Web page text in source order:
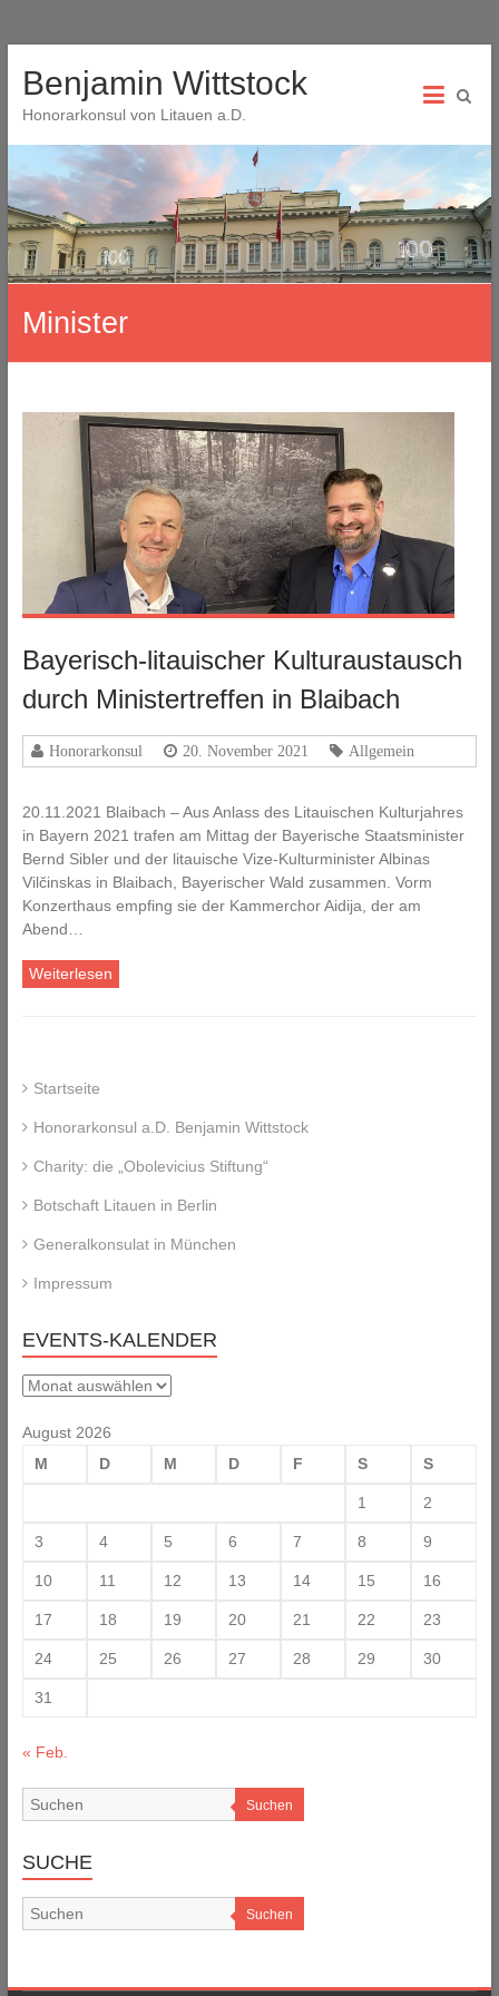
Benjamin Wittstock
Honorarkonsul von Litauen a.D.
Minister
Bayerisch-litauischer Kulturaustausch
durch Ministertreffen in Blaibach
Honorarkonsul 20. November 2021 Allgemein
20.11.2021 Blaibach – Aus Anlass des Litauischen Kulturjahres
in Bayern 2021 trafen am Mittag der Bayerische Staatsminister
Bernd Sibler und der litauische Vize-Kulturminister Albinas
Vilčinskas in Blaibach, Bayerischer Wald zusammen. Vorm
Konzerthaus empfing sie der Kammerchor Aidija, der am
Abend…
Weiterlesen
Startseite
Honorarkonsul a.D. Benjamin Wittstock
Charity: die „Obolevicius Stiftung“
Botschaft Litauen in Berlin
Generalkonsulat in München
Impressum
EVENTS-KALENDER
Events-
August 2026
M
D M D F S S
1 2
3 4 5 6 7 8 9
10 11 12 13 14 15 16
17 18 19 20 21 22 23
24 25 26 27 28 29 30
31
« Feb.
Suchen
SUCHE
Suchen